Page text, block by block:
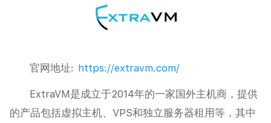
官网地址: https://extravm.com/
ExtraVM是成立于2014年的一家国外主机商，提供
的产品包括虚拟主机、VPS和独立服务器租用等，其中